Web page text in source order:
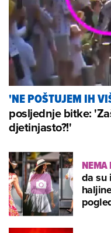
'NE POŠTUJEM IH
posljednje bitke:
djetinjasto?!'
NEMA
da su